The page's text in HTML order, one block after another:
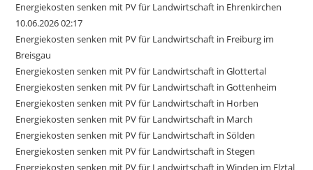
Energiekosten senken mit PV für Landwirtschaft in Ehrenkirchen
10.06.2026 02:17
Energiekosten senken mit PV für Landwirtschaft in Freiburg im
Breisgau
Energiekosten senken mit PV für Landwirtschaft in Glottertal
Energiekosten senken mit PV für Landwirtschaft in Gottenheim
Energiekosten senken mit PV für Landwirtschaft in Horben
Energiekosten senken mit PV für Landwirtschaft in March
Energiekosten senken mit PV für Landwirtschaft in Sölden
Energiekosten senken mit PV für Landwirtschaft in Stegen
Energiekosten senken mit PV für Landwirtschaft in Winden im Elztal